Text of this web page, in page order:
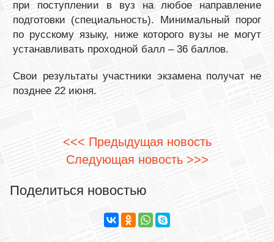
при поступлении в вуз на любое направление
подготовки (специальность). Минимальный порог
по русскому языку, ниже которого вузы не могут
устанавливать проходной балл – 36 баллов. ⠀
Свои результаты участники экзамена получат не
позднее 22 июня.
<<< Предыдущая новость
Следующая новость >>>
Поделиться новостью